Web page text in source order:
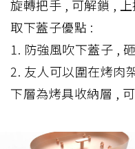
旋轉把手 , 可解鎖 ,
取下蓋子優點 :
1. 防強風吹下蓋子 ,
2. 友人可以圍在烤肉
下層為烤具收納層 ,